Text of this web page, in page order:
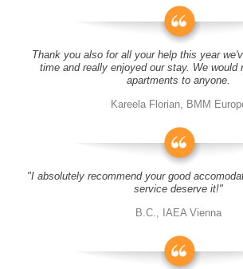
Thank you also for all your help this year
time and really enjoyed our stay. We would
apartments to anyone.
Kareela Florian, BMM
"I absolutely recommend your good
service deserve it!"
B.C., IAEA Vienna